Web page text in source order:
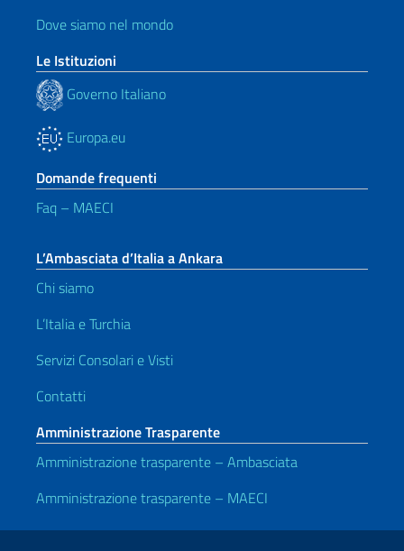
Dove siamo nel mondo
Le Istituzioni
Governo Italiano
Europa.eu
Domande frequenti
Faq – MAECI
L’Ambasciata d’Italia a Ankara
Chi siamo
L’Italia e Turchia
Servizi Consolari e Visti
Contatti
Amministrazione Trasparente
Amministrazione trasparente – Ambasciata
Amministrazione trasparente – MAECI